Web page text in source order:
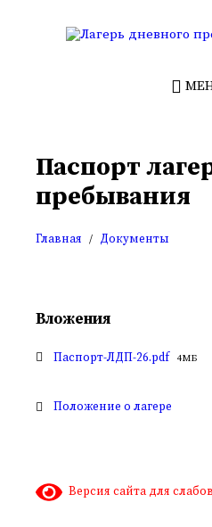
Паспорт
пребывания
Главная / Документы
Вложения
Паспорт-ЛДП-26.pdf Размер
4 МБ
Положение о лагере
Версия сайта для